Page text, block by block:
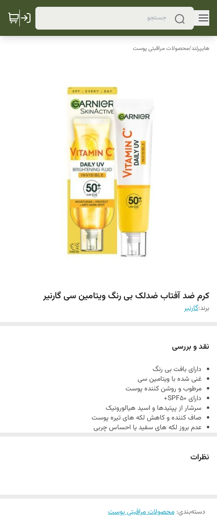
هایپرلند/محصولات مراقبتی پوست
کرم ضد آفتاب ضدلک بی رنگ ویتامین سی گارنیر
برند:گارنیر
نقد و بررسی
دارای بافت بی رنگ
غنی شده با ویتامین سی
مرطوب و روشن کننده پوست
دارای SPF50+
سرشار از پپتیدها و اسید هیالورونیک
صاف کننده و کاهش لکه های تیره پوست
عدم بروز لکه های سفید یا احساس چربی
نظرات
دسته‌بندی: محصولات مراقبتی پوست